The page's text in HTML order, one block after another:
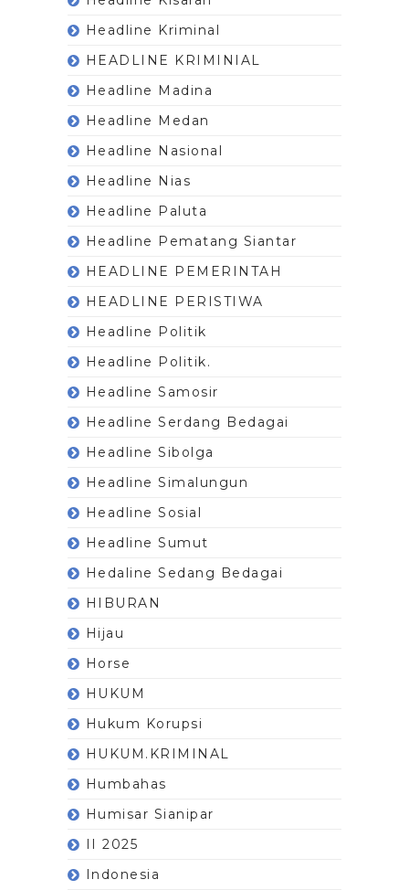
Headline Kriminal
HEADLINE KRIMINIAL
Headline Madina
Headline Medan
Headline Nasional
Headline Nias
Headline Paluta
Headline Pematang Siantar
HEADLINE PEMERINTAH
HEADLINE PERISTIWA
Headline Politik
Headline Politik.
Headline Samosir
Headline Serdang Bedagai
Headline Sibolga
Headline Simalungun
Headline Sosial
Headline Sumut
Hedaline Sedang Bedagai
HIBURAN
Hijau
Horse
HUKUM
Hukum Korupsi
HUKUM.KRIMINAL
Humbahas
Humisar Sianipar
II 2025
Indonesia